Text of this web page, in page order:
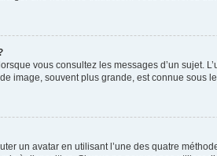
vous consultez les messages d’un sujet.
image, souvent plus grande, est connue sous
un avatar en utilisant l’une des quatre